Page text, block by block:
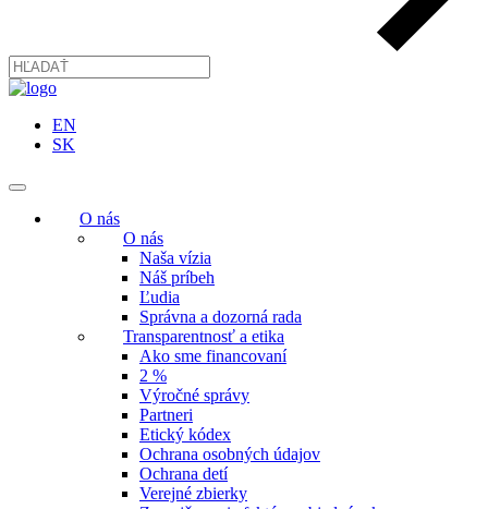
EN
SK
O nás
O nás
Naša vízia
Náš príbeh
Ľudia
Správna a dozorná rada
Transparentnosť a etika
Ako sme financovaní
2 %
Výročné správy
Partneri
Etický kódex
Ochrana osobných údajov
Ochrana detí
Verejné zbierky